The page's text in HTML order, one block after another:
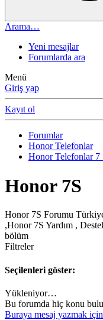
Arama…
Yeni mesajlar
Forumlarda ara
Menü
Giriş yap
Kayıt ol
Forumlar
Honor Telefonlar
Honor Telefonlar 7
Honor 7S
Honor 7S Forumu
,Honor 7S Yardım ,
bölüm
Filtreler
Seçilenleri göster:
Yükleniyor…
Bu forumda hiç konu
Buraya mesaj yazmak